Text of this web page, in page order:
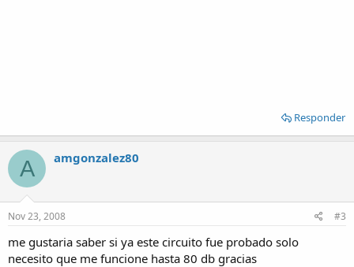
Responder
A amgonzalez80
Nov 23, 2008 #3
me gustaria saber si ya este circuito fue probado solo
necesito que me funcione hasta 80 db gracias